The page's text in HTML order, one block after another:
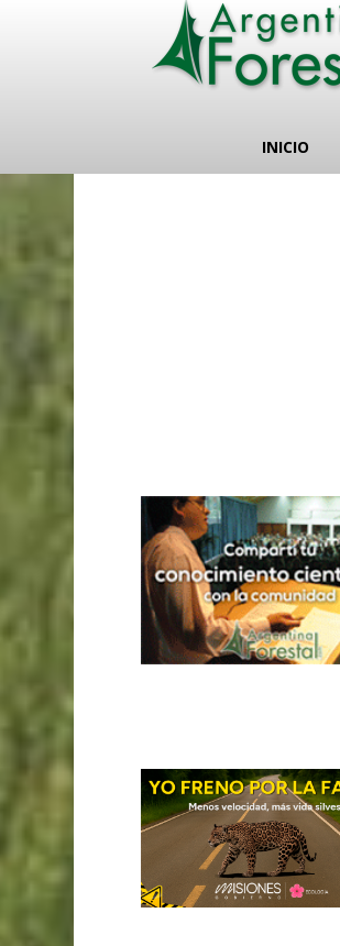
INICIO